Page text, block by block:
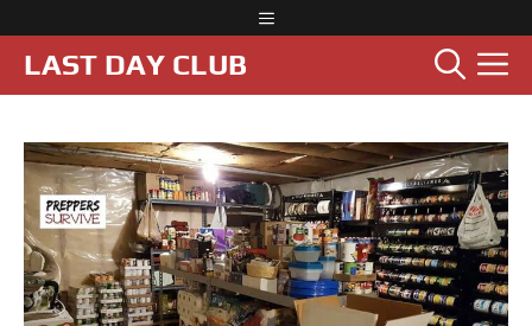
к
содержимому
Меню
LAST DAY CLUB